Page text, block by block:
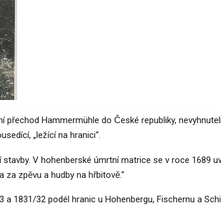
přechod Hammermühle do České republiky,
„ležící na hranici“.
V hohenberské úmrtní matrice se v roce 1689
zpěvu a hudby na hřbitově.“
1831/32 podél hranic u Hohenbergu, Fischernu a